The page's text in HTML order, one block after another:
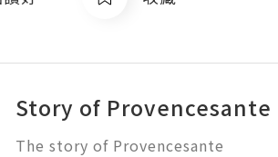
Story of Provencesante
The story of Provencesante